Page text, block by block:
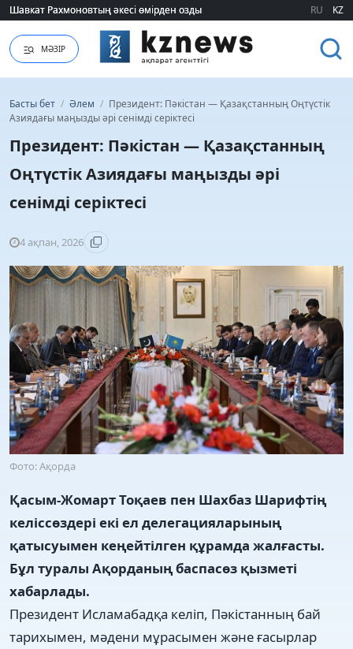
Шавкат Рахмоновтың әкесі өмірден озды
Шавкат Рахмоновтың әкесі өмірден озды RU KZ
МӘЗІР
Басты бет / Әлем / Президент: Пәкістан — Қазақстанның Оңтүстік
Азиядағы маңызды әрі сенімді серіктесі
Президент: Пәкістан — Қазақстанның
Оңтүстік Азиядағы маңызды әрі
сенімді серіктесі
4 ақпан, 2026
Фото: Ақорда
Қасым-Жомарт Тоқаев пен Шахбаз Шарифтің
келіссөздері екі ел делегацияларының
қатысуымен кеңейтілген құрамда жалғасты.
Бұл туралы Ақорданың баспасөз қызметі
хабарлады.
Президент Исламабадқа келіп, Пәкістанның бай
тарихымен, мәдени мұрасымен және ғасырлар